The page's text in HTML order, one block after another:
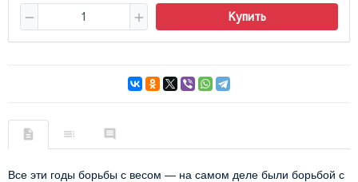
Купить
Все эти годы борьбы с весом — на самом деле были борьбой с